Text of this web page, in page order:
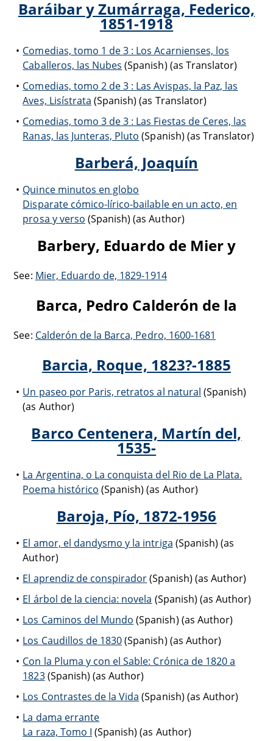
Baráibar y Zumárraga, Federico,
1851-1918
Comedias, tomo 1 de 3 : Los Acarnienses, los
Caballeros, las Nubes (Spanish) (as Translator)
Comedias, tomo 2 de 3 : Las Avispas, la Paz, las
Aves, Lisístrata (Spanish) (as Translator)
Comedias, tomo 3 de 3 : Las Fiestas de Ceres, las
Ranas, las Junteras, Pluto (Spanish) (as Translator)
Barberá, Joaquín
Quince minutos en globo
Disparate cómico-lírico-bailable en un acto, en
prosa y verso (Spanish) (as Author)
Barbery, Eduardo de Mier y
See: Mier, Eduardo de, 1829-1914
Barca, Pedro Calderón de la
See: Calderón de la Barca, Pedro, 1600-1681
Barcia, Roque, 1823?-1885
Un paseo por Paris, retratos al natural (Spanish)
(as Author)
Barco Centenera, Martín del,
1535-
La Argentina, o La conquista del Rio de La Plata.
Poema histórico (Spanish) (as Author)
Baroja, Pío, 1872-1956
El amor, el dandysmo y la intriga (Spanish) (as
Author)
El aprendiz de conspirador(Spanish) (as Author)
El árbol de la ciencia: novela (Spanish) (as Author)
Los Caminos del Mundo (Spanish) (as Author)
Los Caudillos de 1830(Spanish) (as Author)
Con la Pluma y con el Sable: Crónica de 1820 a
1823(Spanish) (as Author)
Los Contrastes de la Vida (Spanish) (as Author)
La dama errante
La raza, Tomo I (Spanish) (as Author)